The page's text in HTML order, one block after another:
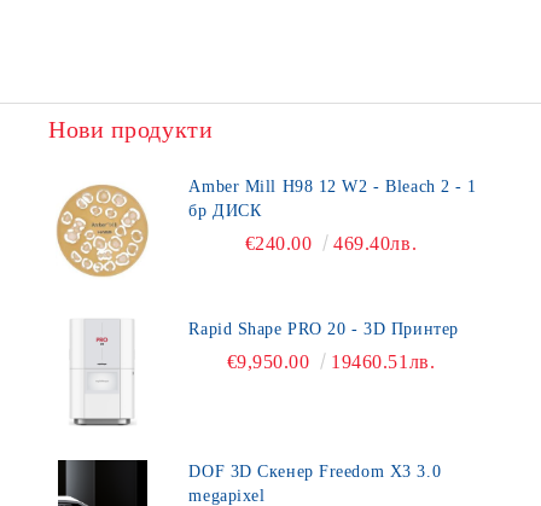
Нови продукти
Amber Mill H98 12 W2 - Bleach 2 - 1
бр ДИСК
€240.00 469.40лв.
Rapid Shape PRO 20 - 3D Принтер
€9,950.00 19460.51лв.
DOF 3D Скенер Freedom X3 3.0
megapixel